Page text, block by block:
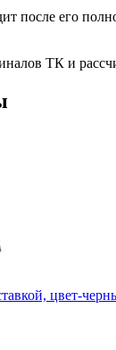
после его
ТК и
цвет-